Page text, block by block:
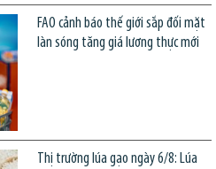
FAO cảnh báo thế giới sắp đối mặt
làn sóng tăng giá lương thực mới
Thị trường lúa gạo ngày 6/8: Lúa